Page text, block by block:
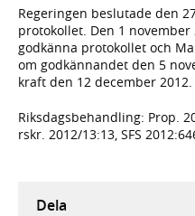
Regeringen beslutade den
protokollet. Den 1
godkänna protokollet och
om godkännandet den 5
kraft den 12 december 2012.
Riksdagsbehandling: Prop.
rskr. 2012/13:13, SFS
Dela